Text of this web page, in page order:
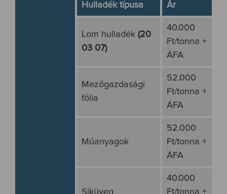
Hulladék típusa Ár
Lom hulladék (20
03 07)
40.000
Ft/tonna +
ÁFA
Mezőgazdasági
fólia
52.000
Ft/tonna +
ÁFA
Műanyagok
52.000
Ft/tonna +
ÁFA
Síküveg
40.000
Ft/tonna +